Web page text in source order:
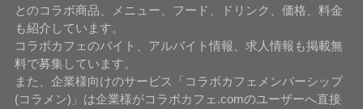
とのコラボ商品、メニュー、フード、ドリンク、価格、料金
も紹介しています。
コラボカフェのバイト、アルバイト情報、求人情報も掲載無
料で募集しています。
また、企業様向けのサービス「コラボカフェメンバーシップ
(コラメン)」は企業様がコラボカフェ.comのユーザーへ直接